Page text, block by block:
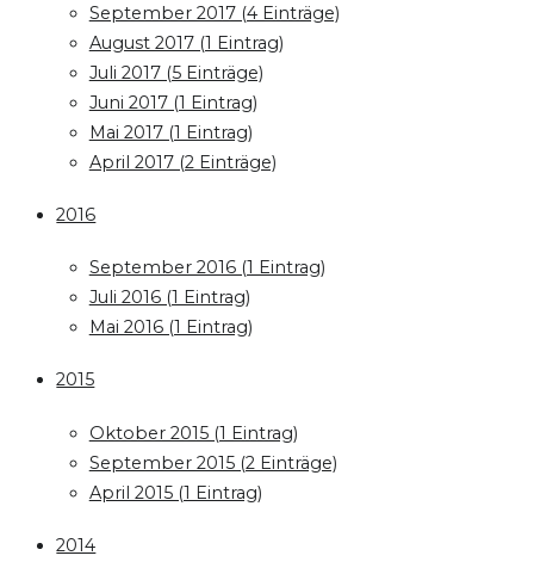
September 2017 (4 Einträge)
August 2017 (1 Eintrag)
Juli 2017 (5 Einträge)
Juni 2017 (1 Eintrag)
Mai 2017 (1 Eintrag)
April 2017 (2 Einträge)
2016
September 2016 (1 Eintrag)
Juli 2016 (1 Eintrag)
Mai 2016 (1 Eintrag)
2015
Oktober 2015 (1 Eintrag)
September 2015 (2 Einträge)
April 2015 (1 Eintrag)
2014